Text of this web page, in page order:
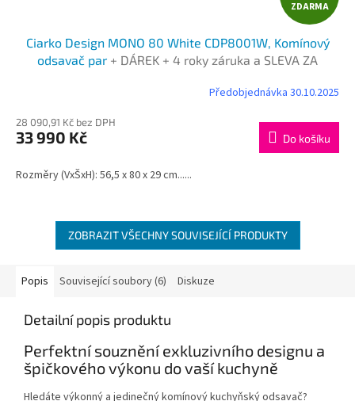
D
A
R
M
A
ZDARMA
Ciarko Design MONO 80 White CDP8001W, Komínový
odsavač par + DÁREK + 4 roky záruka a SLEVA ZA
Předobjednávka 30.10.2025
28 090,91 Kč bez DPH
33 990 Kč Do košíku
Rozměry (VxŠxH): 56,5 x 80 x 29 cm......
ZOBRAZIT VŠECHNY SOUVISEJÍCÍ PRODUKTY
Popis Související soubory (6) Diskuze
Detailní popis produktu
Perfektní souznění exkluzivního designu a
špičkového výkonu do vaší kuchyně
Hledáte výkonný a jedinečný komínový kuchyňský odsavač?